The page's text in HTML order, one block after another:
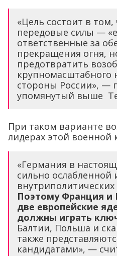
«Цель состоит в
передовые силы —
ответственные за
прекращения огня,
предотвратить
крупномасштабного
стороны России», —
упомянутый выше
При таком варианте
лидерах этой военной
«Германия в
сильно ослабленной
внутриполитических
Поэтому Франция и
две европейские
должны играть
Балтии, Польша и
также
кандидатами», —